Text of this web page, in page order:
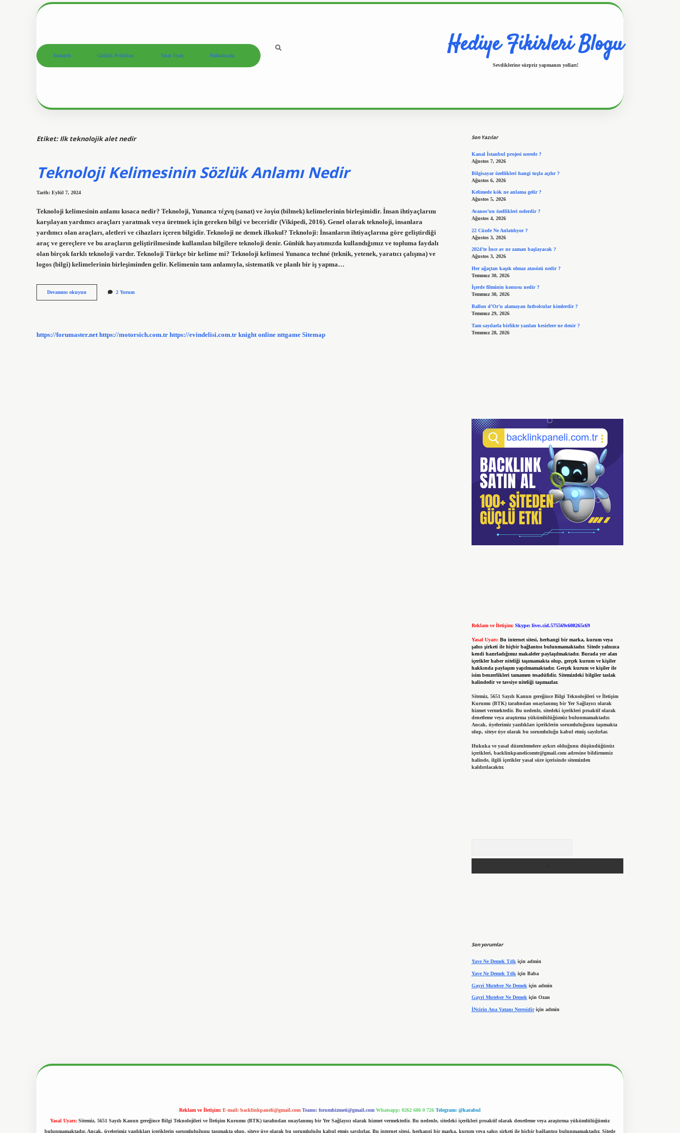
Anasayfa Gizlilik Politikası Yasal Uyarı Hakkımızda Hediye Fikirleri Blogu
Sevdiklerine sürpriz yapmanın yolları!
Etiket:Ilk teknolojik alet nedir
Teknoloji Kelimesinin Sözlük Anlamı Nedir
Tarih: Eylül 7, 2024
Teknoloji kelimesinin anlamı kısaca nedir? Teknoloji, Yunanca τέχνη (sanat) ve λογία (bilmek) kelimelerinin birleşimidir. İnsan ihtiyaçlarını
karşılayan yardımcı araçları yaratmak veya üretmek için gereken bilgi ve beceridir (Vikipedi, 2016). Genel olarak teknoloji, insanlara
yardımcı olan araçları, aletleri ve cihazları içeren bilgidir. Teknoloji ne demek ilkokul? Teknoloji: İnsanların ihtiyaçlarına göre geliştirdiği
araç ve gereçlere ve bu araçların geliştirilmesinde kullanılan bilgilere teknoloji denir. Günlük hayatımızda kullandığımız ve topluma faydalı
olan birçok farklı teknoloji vardır. Teknoloji Türkçe bir kelime mi? Teknoloji kelimesi Yunanca techné (teknik, yetenek, yaratıcı çalışma) ve
logos (bilgi) kelimelerinin birleşiminden gelir. Kelimenin tam anlamıyla, sistematik ve planlı bir iş yapma…
Devamını okuyun
Kelimesinin
2 Yorum
https://forumaster.net https://motorsich.com.tr https://evindelisi.com.tr knight online nttgame Sitemap
Son Yazılar
Kanal İstanbul projesi nerede ?
Ağustos 7, 2026
Bilgisayar özellikleri hangi tuşla açılır ?
Ağustos 6, 2026
Kelimede kök ne anlama gelir ?
Ağustos 5, 2026
Avanos’un özellikleri nelerdir ?
Ağustos 4, 2026
22 Cüzde Ne Anlatılıyor ?
Ağustos 3, 2026
2024’te İnce av ne zaman başlayacak ?
Ağustos 3, 2026
Her ağaçtan kaşık olmaz atasözü nedir ?
Temmuz 30, 2026
İçerde filminin konusu nedir ?
Temmuz 30, 2026
Ballon d’Or’u alamayan futbolcular kimlerdir ?
Temmuz 29, 2026
Tam sayılarla birlikte yazılan kesirlere ne denir ?
Temmuz 28, 2026
Reklam ve İletişim: Skype: live:.cid.575569c608265c69
Yasal Uyarı: Bu internet sitesi, herhangi bir marka, kurum veya
şahıs şirketi ile hiçbir bağlantısı bulunmamaktadır. Sitede yalnızca
kendi hazırladığımız makaleler paylaşılmaktadır. Burada yer alan
içerikler haber niteliği taşımamakta olup, gerçek kurum ve kişiler
hakkında paylaşım yapılmamaktadır. Gerçek kurum ve kişiler ile
isim benzerlikleri tamamen tesadüfidir. Sitemizdeki bilgiler taslak
halindedir ve tavsiye niteliği taşımazlar.
Sitemiz, 5651 Sayılı Kanun gereğince Bilgi Teknolojileri ve İletişim
Kurumu (BTK) tarafından onaylanmış bir Yer Sağlayıcı olarak
hizmet vermektedir. Bu nedenle, sitedeki içerikleri proaktif olarak
denetleme veya araştırma yükümlülüğümüz bulunmamaktadır.
Ancak, üyelerimiz yazdıkları içeriklerin sorumluluğunu taşımakta
olup, siteye üye olarak bu sorumluluğu kabul etmiş sayılırlar.
Hukuka ve yasal düzenlemelere aykırı olduğunu düşündüğünüz
içerikleri, backlinkpanelicomtr@gmail.comadresine bildirmeniz
halinde, ilgili içerikler yasal süre içerisinde sitemizden
kaldırılacaktır.
Son yorumlar
Yave Ne Demek Tdkiçin admin
Yave Ne Demek Tdk için Baba
Gayri Muteber Ne Demek için admin
Gayri Muteber Ne Demek için Ozan
İNcirin Ana Vatanı Neresidiriçin admin
Reklam ve İletişim: E-mail: backlinkpaneli@gmail.com Teams: forumhizmeti@gmail.com Whatsapp: 0262 606 0 726 Telegram: @karabul
Yasal Uyarı: Sitemiz, 5651 Sayılı Kanun gereğince Bilgi Teknolojileri ve İletişim Kurumu (BTK) tarafından onaylanmış bir Yer Sağlayıcı olarak hizmet vermektedir. Bu nedenle, sitedeki içerikleri proaktif olarak denetleme veya araştırma yükümlülüğümüz
bulunmamaktadır. Ancak, üyelerimiz yazdıkları içeriklerin sorumluluğunu taşımakta olup, siteye üye olarak bu sorumluluğu kabul etmiş sayılırlar. Bu internet sitesi, herhangi bir marka, kurum veya şahıs şirketi ile hiçbir bağlantısı bulunmamaktadır. Sitede